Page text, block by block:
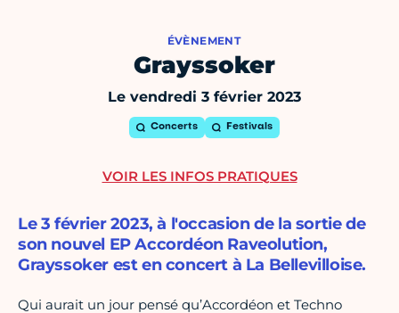
ÉVÈNEMENT
Grayssoker
Le vendredi 3 février 2023
Concerts Festivals
Le 3 février 2023, à l'occasion de la sortie de
son nouvel EP Accordéon Raveolution,
Grayssoker est en concert à La Bellevilloise.
Qui aurait un jour pensé qu’Accordéon et Techno
VOIR LES INFOS PRATIQUES